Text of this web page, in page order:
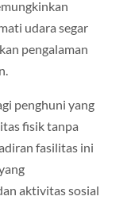
udara segar
pengalaman
penghuni yang
fisik tanpa
fasilitas ini
aktivitas sosial